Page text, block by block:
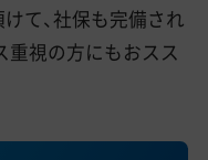
て、社保も完備され
重視の方にもおスス